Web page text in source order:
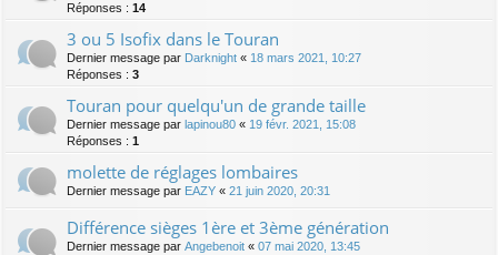
Réponses : 14
3 ou 5 Isofix dans le Touran
Dernier message par Darknight « 18 mars 2021, 10:27
Réponses : 3
Touran pour quelqu'un de grande taille
Dernier message par lapinou80 « 19 févr. 2021, 15:08
Réponses : 1
molette de réglages lombaires
Dernier message par EAZY « 21 juin 2020, 20:31
Différence sièges 1ère et 3ème génération
Dernier message par Angebenoit « 07 mai 2020, 13:45